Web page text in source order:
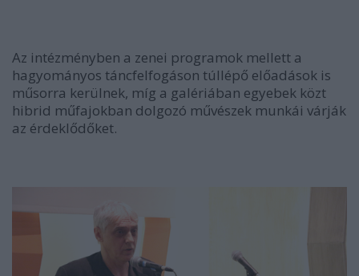
Az intézményben a zenei programok mellett a
hagyományos táncfelfogáson túllépő előadások is
műsorra kerülnek, míg a galériában egyebek közt
hibrid műfajokban dolgozó művészek munkái várják
az érdeklődőket.